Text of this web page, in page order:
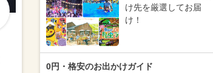
け先を厳選してお届
け！
0円・格安のお出かけガイド